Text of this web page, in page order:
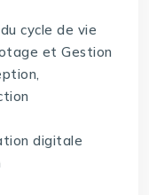
cycle de vie
et Gestion
digitale